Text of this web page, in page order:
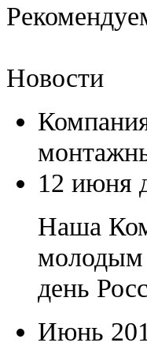
Новости
12 июня
Наша
молодым
день
Июнь